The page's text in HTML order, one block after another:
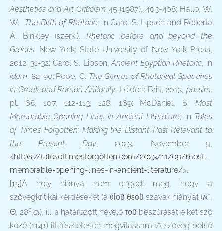
Aesthetics and Art Criticism 45 (1987), 403-408; Hallo, W.
W. The Birth of Rhetoric, in Carol S. Lipson and Roberta
A. Binkley (szerk.).Rhetoric before and beyond the
Greeks. New York: State University of New York Press,
2012. 31-32; Carol S. Lipson,Ancient Egyptian Rhetoric, in
idem. 82-90; Pepe, C. The Genres of Rhetorical Speeches
in Greek and Roman Antiquity. Leiden: Brill, 2013, passim.
pl. 68, 107, 112-113, 128, 169; McDaniel, S. Most
Memorable Opening Lines in Ancient Literature, in Tales
of Times Forgotten: Making the Distant Past Relevant to
the Present Day, 2023. November 9,
<https://talesoftimesforgotten.com/2023/11/09/most-
memorable-opening-lines-in-ancient-literature/>.
[15]A hely hiánya nem engedi meg, hogy a
szövegkritikai kérdéseket (a υἱοῦ θεοῦ szavak hiányát (א*,
Θ, 28cal), ill. a határozott névelő τοῦ beszúrását e két szó
közé (1141) itt részletesen megvitassam. A szöveg belső